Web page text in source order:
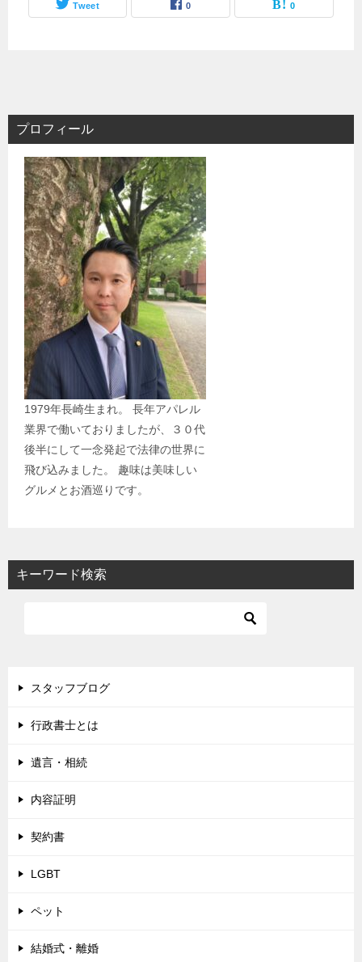
Tweet 0 0
プロフィール
1979年長崎生まれ。 長年アパレル
業界で働いておりましたが、３０代
後半にして一念発起で法律の世界に
飛び込みました。 趣味は美味しい
グルメとお酒巡りです。
キーワード検索
スタッフブログ
行政書士とは
遺言・相続
内容証明
契約書
LGBT
ペット
結婚式・離婚